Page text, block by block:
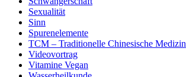
Sexualität
Sinn
Spurenelemente
TCM – Traditionelle Chinesische Medizin
Videovortrag
Vitamine Vegan